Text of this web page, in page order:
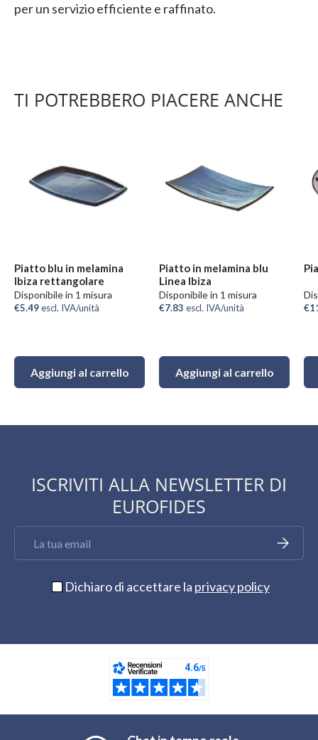
per un servizio efficiente e raffinato.
TI POTREBBERO PIACERE ANCHE
Piatto blu in melamina
Ibiza rettangolare
Disponibile in 1 misura
€5.49escl. IVA/unità
Aggiungi al carrello
Piatto in melamina blu
Linea Ibiza
Disponibile in 1 misura
€7.83 escl. IVA/unità
Aggiungi al carrello
ISCRIVITI ALLA NEWSLETTER DI
EUROFIDES
Iscriviti
Dichiaro di accettare la privacy policy